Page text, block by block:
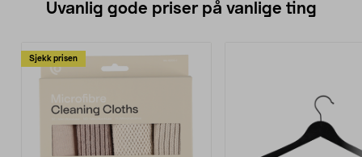
Uvanlig gode priser på vanlige ting
Sjekk prisen